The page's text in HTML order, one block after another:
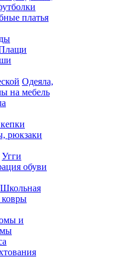
платья
Одеяла,
на мебель
рюкзаки
Угги
обуви
Школьная
ковры
и